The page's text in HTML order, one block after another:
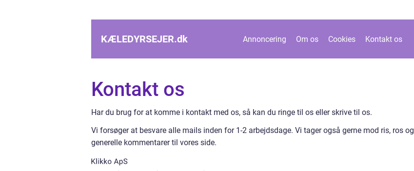
KÆLEDYRSEJER.dk Annoncering Om os Cookies Kontakt os
Kontakt os
Har du brug for at komme i kontakt med os, så kan du ringe til os eller skrive til os.
Vi forsøger at besvare alle mails inden for 1-2 arbejdsdage. Vi tager også gerne mod ris, ros og
generelle kommentarer til vores side.